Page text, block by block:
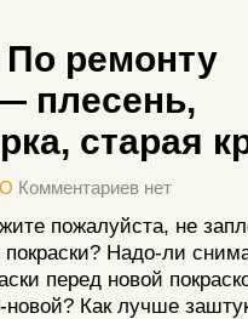
ремонту
плесень,
старая
Комментариев нет
пожалуйста, не
Надо-ли
перед новой
новой? Как лучше